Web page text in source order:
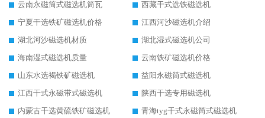
云南永磁筒式磁选机筒瓦
西藏干式选铁磁选机
宁夏干选铁矿磁选机价格
江西河沙磁选机介绍
湖北河沙磁选机材质
湖北湿式磁选机公司
海南湿式磁选机质量
云南铁矿磁选机价格
山东水选褐铁矿磁选机
益阳永磁筒式磁选机
江西干式永磁带式磁选机
陕西干选专用磁选机
内蒙古干选黄硫铁矿磁选机
青海tyg干式永磁筒式磁选机